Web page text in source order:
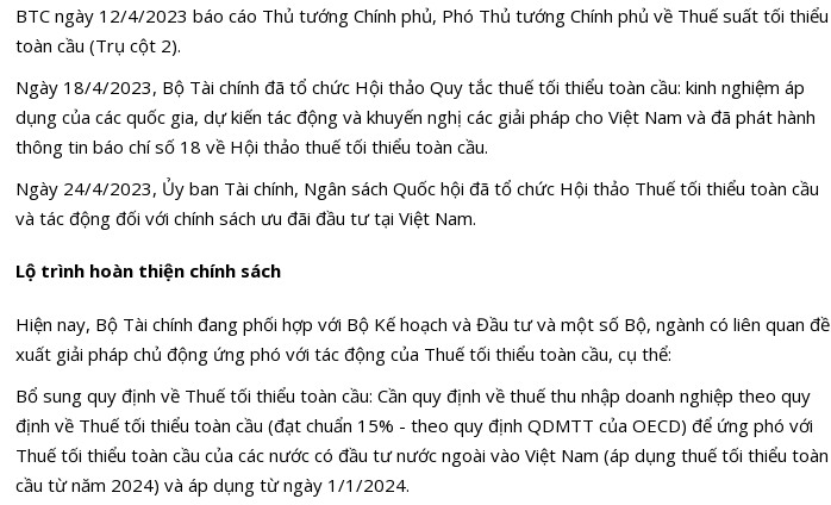
BTC ngày 12/4/2023 báo cáo Thủ tướng Chính phủ, Phó Thủ tướng Chính phủ về Thuế suất tối thiểu
toàn cầu (Trụ cột 2).
Ngày 18/4/2023, Bộ Tài chính đã tổ chức Hội thảo Quy tắc thuế tối thiểu toàn cầu: kinh nghiệm áp
dụng của các quốc gia, dự kiến tác động và khuyến nghị các giải pháp cho Việt Nam và đã phát hành
thông tin báo chí số 18 về Hội thảo thuế tối thiểu toàn cầu.
Ngày 24/4/2023, Ủy ban Tài chính, Ngân sách Quốc hội đã tổ chức Hội thảo Thuế tối thiểu toàn cầu
và tác động đối với chính sách ưu đãi đầu tư tại Việt Nam.
Lộ trình hoàn thiện chính sách
Hiện nay, Bộ Tài chính đang phối hợp với Bộ Kế hoạch và Đầu tư và một số Bộ, ngành có liên quan đề
xuất giải pháp chủ động ứng phó với tác động của Thuế tối thiểu toàn cầu, cụ thể:
Bổ sung quy định về Thuế tối thiểu toàn cầu: Cần quy định về thuế thu nhập doanh nghiệp theo quy
định về Thuế tối thiểu toàn cầu (đạt chuẩn 15% - theo quy định QDMTT của OECD) để ứng phó với
Thuế tối thiểu toàn cầu của các nước có đầu tư nước ngoài vào Việt Nam (áp dụng thuế tối thiểu toàn
cầu từ năm 2024) và áp dụng từ ngày 1/1/2024.